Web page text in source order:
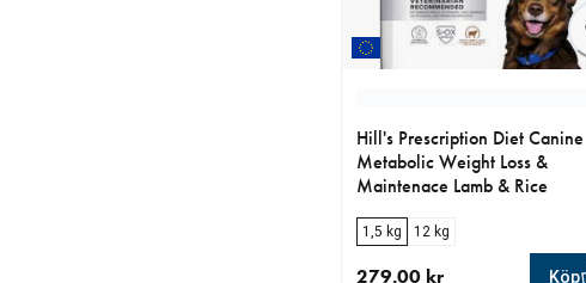
Hill's Prescription Diet Canine
Metabolic Weight Loss &
Maintenace Lamb & Rice
1,5 kg 12 kg
279.00 kr Köp